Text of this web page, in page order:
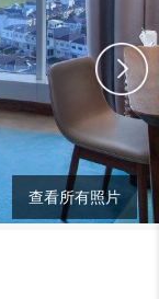
查看所有照片